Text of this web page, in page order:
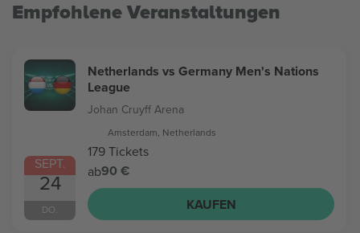
Empfohlene Veranstaltungen
SEPT.
24
DO.
Netherlands vs Germany Men's Nations
League
Johan Cruyff Arena
Amsterdam, Netherlands
179 Tickets
ab90 €
KAUFEN